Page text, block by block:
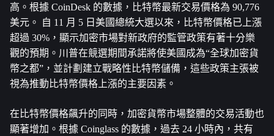
高。根據 CoinDesk 的數據，比特幣最新交易價格為 90,776
美元。 自 11 月 5 日美國總統大選以來，比特幣價格已上漲
超過 30%，顯示加密市場對新政府的監管政策有著十分樂
觀的預期。川普在競選期間承諾將使美國成為“全球加密貨
幣之都”，並計劃建立戰略性比特幣儲備，這些政策主張被
視為推動比特幣價格上漲的主要因素。
在比特幣價格飆升的同時，加密貨幣市場整體的交易活動也
顯著增加。根據 Coinglass 的數據，過去 24 小時內，共有